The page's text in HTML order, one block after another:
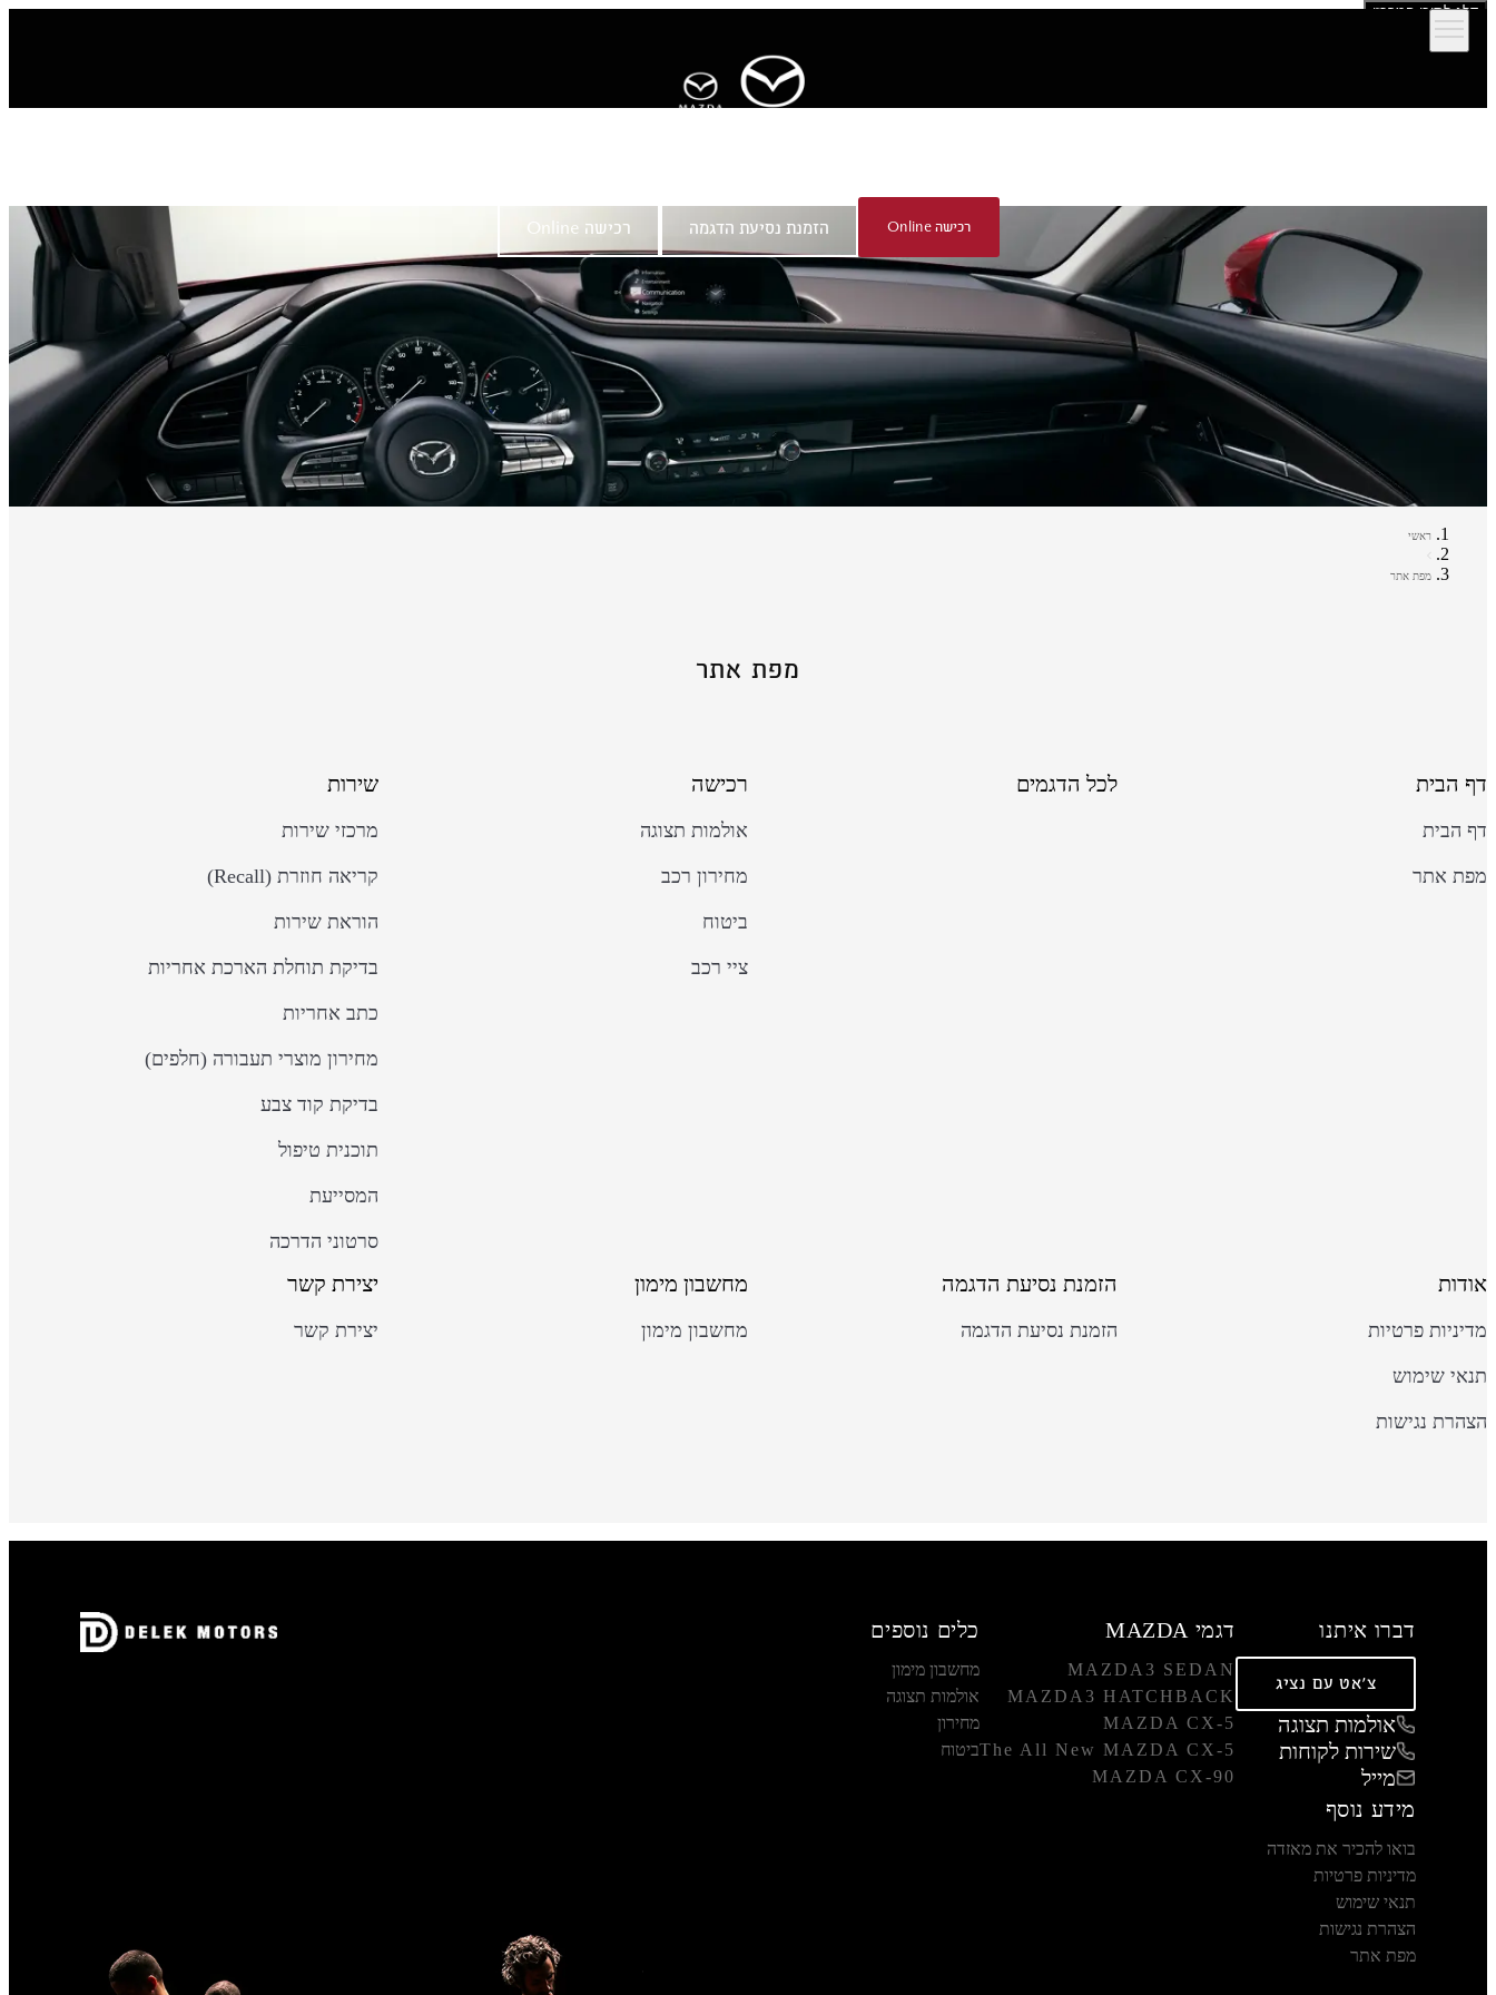
דלג לתוכן המרכזי
רכישה Online הזמנת נסיעת הדגמה רכישה Online
ראשי
מפת אתר
מפת אתר
דף הבית
דף הבית
מפת אתר
לכל הדגמים רכישה
אולמות תצוגה
מחירון רכב
ביטוח
ציי רכב
שירות
מרכזי שירות
קריאה חוזרת (Recall)
הוראת שירות
בדיקת תוחלת הארכת אחריות
כתב אחריות
מחירון מוצרי תעבורה (חלפים)
בדיקת קוד צבע
תוכנית טיפול
המסייעת
סרטוני הדרכה
אודות
מדיניות פרטיות
תנאי שימוש
הצהרת נגישות
הזמנת נסיעת הדגמה
הזמנת נסיעת הדגמה
מחשבון מימון
מחשבון מימון
יצירת קשר
יצירת קשר
דברו איתנו
צ'אט עם נציג
אולמות תצוגה
שירות לקוחות
מייל
דגמי MAZDA
MAZDA3 SEDAN
MAZDA3 HATCHBACK
MAZDA CX-5
The All New MAZDA CX-5
MAZDA CX-90
כלים נוספים
מחשבון מימון
אולמות תצוגה
מחירון
ביטוח
מידע נוסף
בואו להכיר את מאזדה
מדיניות פרטיות
תנאי שימוש
הצהרת נגישות
מפת אתר